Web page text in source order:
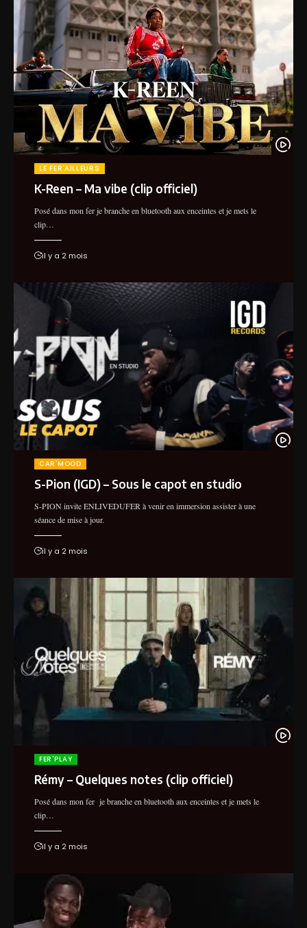
LE FER'AILLEURS
K-Reen – Ma vibe (clip officiel)
Posé dans mon fer je branche en bluetooth aux enceintes et je mets le
clip…
il y a 2 mois
CAR'MOOD
S-Pion (IGD) – Sous le capot en studio
S-PION invite ENLIVEDUFER à venir en immersion assister à une
séance de mise à jour.
il y a 2 mois
FER'PLAY
Rémy – Quelques notes (clip officiel)
Posé dans mon fer je branche en bluetooth aux enceintes et je mets le
clip…
il y a 2 mois